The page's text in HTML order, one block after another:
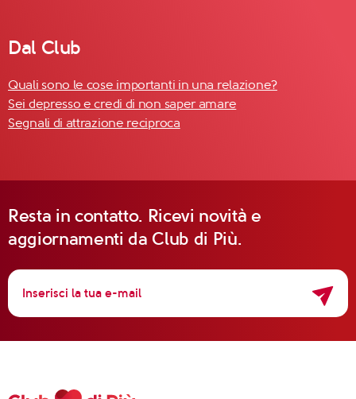
Dal Club
Quali sono le cose importanti in una relazione?
Sei depresso e credi di non saper amare
Segnali di attrazione reciproca
Resta in contatto. Ricevi novità e
aggiornamenti da Club di Più.